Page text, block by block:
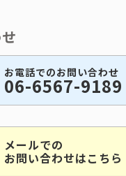
お電話でのお問い合わせ
06-6567-9189
メールでの
お問い合わせはこちら